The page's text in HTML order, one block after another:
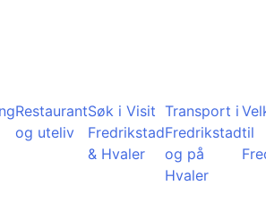
Restaurant
og uteliv
Søk i Visit
Fredrikstad
& Hvaler
Transport i
Fredrikstad
og på
Hvaler
til